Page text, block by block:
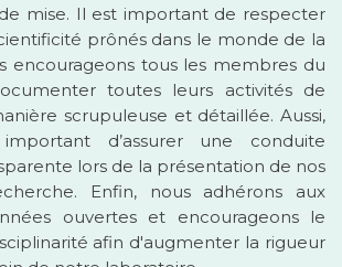
mise. Il est important de respecter
prônés dans le monde de la
encourageons tous les membres du
toutes leurs activités de
scrupuleuse et détaillée. Aussi,
d’assurer une conduite
lors de la présentation de nos
Enfin, nous adhérons aux
ouvertes et encourageons le
afin d'augmenter la rigueur